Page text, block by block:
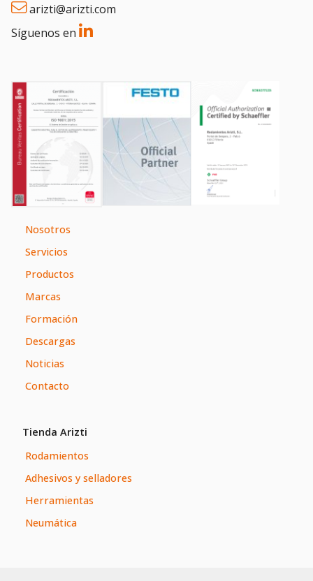
arizti@arizti.com
Síguenos en
Nosotros
Servicios
Productos
Marcas
Formación
Descargas
Noticias
Contacto
Tienda Arizti
Rodamientos
Adhesivos y selladores
Herramientas
Neumática